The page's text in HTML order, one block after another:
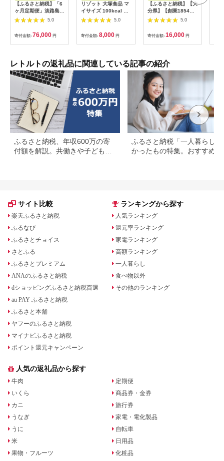
【ふるさと納税】「6
ヶ月定期便」淡路島玉
ねぎハンバーグ
200g×12個（冷凍）
5.0
寄付金額: 76,000 円
リゾット 大塚食品 マ
イサイズ 100kcal チ
ーズリゾットの素 10
個 ゴーダ パルメザン
エダム チェダー コク
深い 濃厚 チキン 白ワ
イン ブラックペッパ
県
5.0
寄付金額: 8,000 円
【ふるさと納税】【大
分県】【創業1854
年】【発祥】おかわり
一番 4袋 佃煮セット
惣菜 国産 煮干し いり
こ 昆布 かつお削りぶ
し ごま 特製たれ 手軽
酒のおつまみ お弁当
保存食 非常食 アウト
ドア K03021
5.0
寄付金額: 16,000 円
レトルトの返礼品に関連している記事の紹介
ふるさと納税、年収600万の寄
付額を解説。共働きや子どもが
ふるさと納税「一人暮らし」
かったもの特集。おすすめ返
サイト比較
楽天ふるさと納税
ふるなび
ふるさとチョイス
さとふる
ふるさとプレミアム
ANAのふるさと納税
dショッピングふるさと納税百選
au PAY ふるさと納税
ふるさと本舗
ヤフーのふるさと納税
マイナビふるさと納税
ポイント還元キャンペーン
ランキングから探す
人気ランキング
還元率ランキング
家電ランキング
高額ランキング
一人暮らし
食べ物以外
その他のランキング
人気の返礼品から探す
牛肉
いくら
カニ
うなぎ
うに
米
果物・フルーツ
定期便
商品券・金券
旅行券
家電・電化製品
自転車
日用品
化粧品